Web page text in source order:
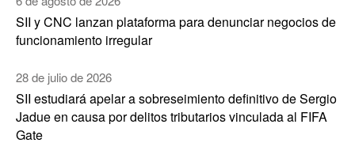
SII y CNC lanzan plataforma para denunciar negocios de
funcionamiento irregular
28 de julio de 2026
SII estudiará apelar a sobreseimiento definitivo de Sergio
Jadue en causa por delitos tributarios vinculada al FIFA
Gate